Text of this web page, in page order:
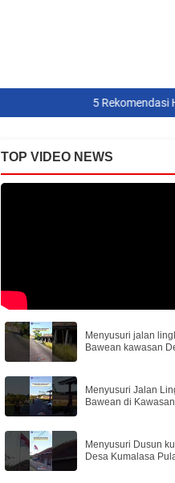
5 Rekomendasi HP 2
TOP VIDEO NEWS
Menyusuri jalan
Bawean kawasan
Menyusuri Jalan
Bawean di Kawasan
Menyusuri Dusun
Desa Kumalasa